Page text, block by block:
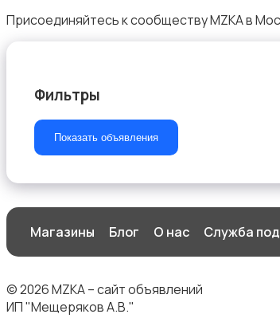
Туризм и отдых на природе
Теннис, бадминтон, дартс
Присоединяйтесь к сообществу MZKA в
Фильтры
Показать объявления
Магазины Блог О нас Служба
© 2026 MZKA – сайт объявлений
ИП "Мещеряков А.В."